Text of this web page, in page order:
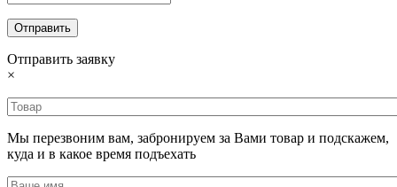
Отправить заявку
×
Мы перезвоним вам, забронируем за Вами товар и подскажем,
куда и в какое время подъехать